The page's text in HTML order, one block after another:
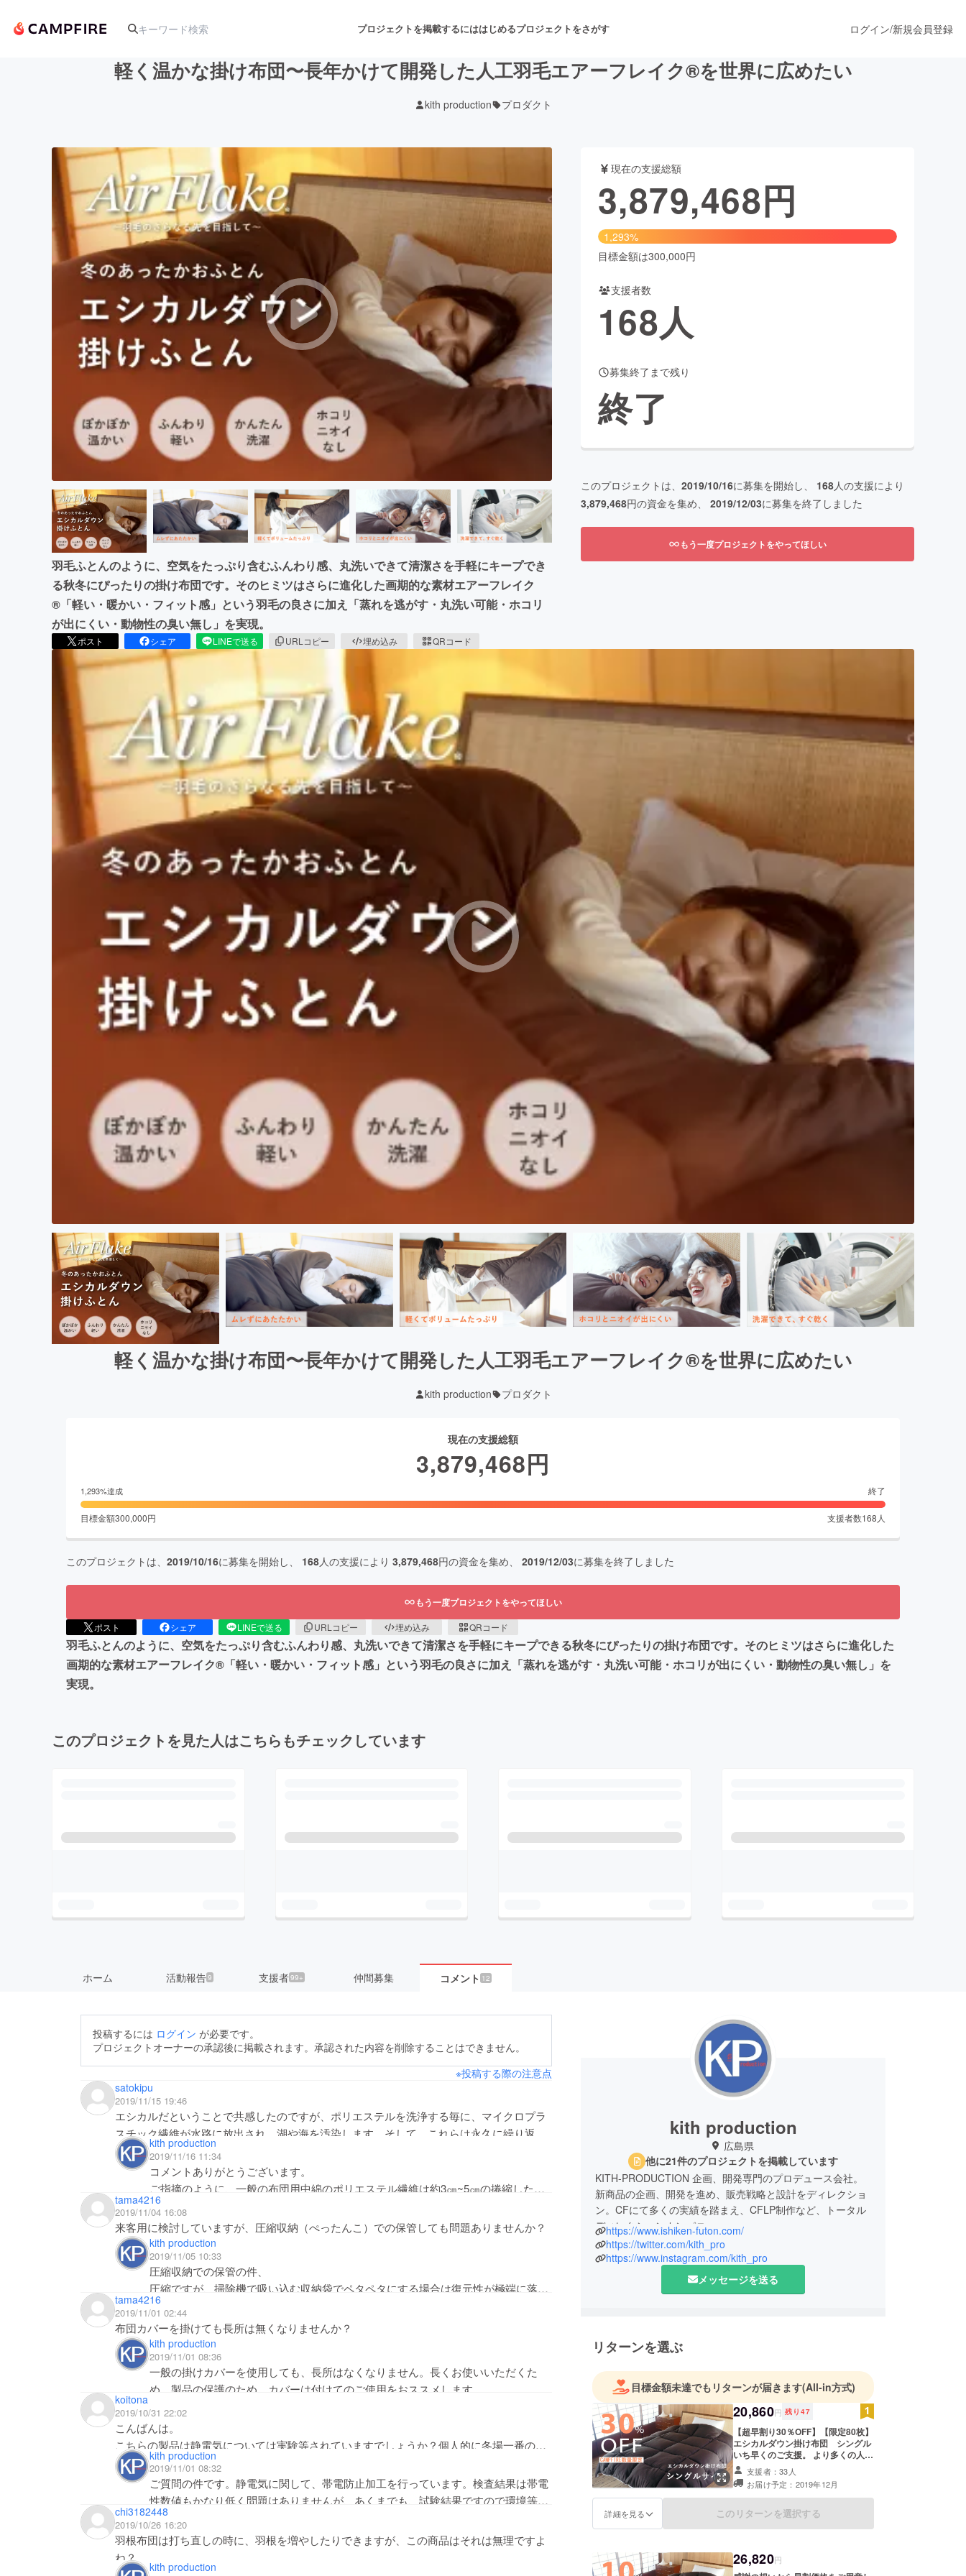
プロジェクトを掲載するにははじめるプロジェクトをさがす
アート・写真 音楽 舞台・パフォーマンス
テクノロジー・ガジェット フード・飲食店 ファッション
書籍・雑誌出版
ビジネス・起業 チャレンジ ビューティー・ヘルスケア
まちづくり・地域活性化
CAMPFIRE for Social GoodCAMPFIRE Creation
コミュニティ
ログイン/新規会員登録
軽く温かな掛け布団〜長年かけて開発した人工羽毛エアーフレイク®を世界に広めたい
kith production プロダクト
羽毛ふとんのように、空気をたっぷり含むふんわり感、丸洗いできて清潔さを手軽にキープでき
る秋冬にぴったりの掛け布団です。そのヒミツはさらに進化した画期的な素材エアーフレイク
®「軽い・暖かい・フィット感」という羽毛の良さに加え「蒸れを逃がす・丸洗い可能・ホコリ
が出にくい・動物性の臭い無し」を実現。
ポスト シェア LINEで送る URLコピー 埋め込み QRコード
現在の支援総額
3,879,468円
1,293%
目標金額は300,000円
支援者数
168人
募集終了まで残り
終了
このプロジェクトは、 2019/10/16に募集を開始し、 168人の支援により
3,879,468円の資金を集め、 2019/12/03に募集を終了しました
もう一度プロジェクトをやってほしい
軽く温かな掛け布団〜長年かけて開発した人工羽毛エアーフレイク®を世界に広めたい
kith production プロダクト
現在の支援総額
3,879,468円
1,293%達成 終了
目標金額300,000円 支援者数168 人
このプロジェクトは、 2019/10/16に募集を開始し、 168人の支援により 3,879,468円の資金を集め、 2019/12/03に募集を終了しました
もう一度プロジェクトをやってほしい
ポスト シェア LINEで送る URLコピー 埋め込み QRコード
羽毛ふとんのように、空気をたっぷり含むふんわり感、丸洗いできて清潔さを手軽にキープできる秋冬にぴったりの掛け布団です。そのヒミツはさらに進化した
画期的な素材エアーフレイク®「軽い・暖かい・フィット感」という羽毛の良さに加え「蒸れを逃がす・丸洗い可能・ホコリが出にくい・動物性の臭い無し」を
実現。
このプロジェクトを見た人はこちらもチェックしています
ホーム 活動報告9 支援者99+ 仲間募集 コメント 12
投稿するには ログイン が必要です。
プロジェクトオーナーの承認後に掲載されます。承認された内容を削除することはできません。
※投稿する際の注意点
satokipu
2019/11/15 19:46
エシカルだということで共感したのですが、ポリエステルを洗浄する毎に、マイクロプラ
スチック繊維が水路に放出され、湖や海を汚染します。そして、これらは永久に繰り返さ
れ、動物や人間は間接的に、それを摂取しています。結果的に動物愛護にならないのでは
ないのでしょうか？
kith production
2019/11/16 11:34
コメントありがとうございます。
ご指摘のように、一般の布団用中綿のポリエステル繊維は約3㎝~5㎝の捲縮した短
繊維を沢山絡めて出来あがっています、そんため、洗濯のする毎に、その短繊維が
抜けて水路に放出される可能性はございます。
エシカルダウン掛け布団の中綿エアーフレイクは、綿ホコリ、洗濯耐久性の観点か
ら、長繊維構造（布団の場合：約3m以上）の繊維が複雑に絡まった構造で出来て
いますので、洗濯等で繊維が抜け落ちる可能性は、限りなく低くなっています。
また、余談ですが更なるエシカルを追及するため、エアーフレイクは持続可能な
100％リサイクル可能な原材料に今後進化します。→https://air-flake.com/product/
以上、よろしくお願いいたします。
tama4216
2019/11/04 16:08
来客用に検討していますが、圧縮収納（ぺったんこ）での保管しても問題ありませんか？
kith production
2019/11/05 10:33
圧縮収納での保管の件、
圧縮ですが、掃除機で吸い込む収納袋でペタペタにする場合は復元性が極端に落ち
ます
、これはダウンでも同じです。収納袋の写真のようにペタペタに圧縮しますと、復
元できなくなります。これは、エアーフレイクに限らず、どの布団でも同じです。
すいませんが、ぺったんこに圧縮が希望と思いますが、軽く中圧縮をお勧めしま
す。
通常の状態より、１/2～1/３位を目安での圧縮を進めします。
時間を置いて、ダウンと同じように復元すると思います。
以上、よろしくお願いします。
tama4216
2019/11/01 02:44
布団カバーを掛けても長所は無くなりませんか？
kith production
2019/11/01 08:36
一般の掛けカバーを使用しても、長所はなくなりません。長くお使いいただくた
め、製品の保護のため、カバーは付けてのご使用をおススメします。
koitona
2019/10/31 22:02
こんばんは。
こちらの製品は静電気については実験等されていますでしょうか？個人的に冬場一番の悩
みなので…お返事いただけましたら幸いです。よろしくお願いします。
kith production
2019/11/01 08:32
ご質問の件です。静電気に関して、帯電防止加工を行っています。検査結果は帯電
性数値もかなり低く問題はありませんが、あくまでも、試験結果ですので環境等で
実際は変わってきます。静電気は乾燥時に発生しやすので、どのお布団に関して
も、対策としては加湿器など、湿度を保つ環境が一番かと思います。活動報告に帯
chi3182448
2019/10/26 16:20
羽根布団は打ち直しの時に、羽根を増やしたりできますが、この商品はそれは無理ですよ
ね？
kith production
kith production
広島県
他に21件のプロジェクトを掲載しています
KITH-PRODUCTION 企画、開発専門のプロデュース会社。
新商品の企画、開発を進め、販売戦略と設計をディレクショ
ン。CFにて多くの実績を踏まえ、CFLP制作など、トータル
ディレクションカンパニー。
https://www.ishiken-futon.com/
https://twitter.com/kith_pro
https://www.instagram.com/kith_pro
メッセージを送る
リターンを選ぶ
目標金額未達でもリターンが届きます(All-in方式)
20,860円 残り 47
【超早割り30％OFF】【限定80枚】
エシカルダウン掛け布団 シングル
いち早くのご支援。 より多くの人に
知っていただきたい。 感謝の想いか
ら超早割価格をご用意しました。
□ エシカルダウン掛け布団 サイ
ズ：シングル 1枚 ・希望小売価格
29,800円（税込） ・消費税込みの
は変更になる可能性もございます。
ご了承ください。 また、販売状況に
支援者：33人
お届け予定：2019年12月
詳細を見る このリターンを選択する
26,820円